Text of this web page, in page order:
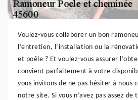
Voulez-vous collaborer un bon
l’entretien, l’installation ou la
et poêle ? Et voulez-vous assurer
convient parfaitement à votre
vous invitons de ne pas hésiter à nous
notre site. Si vous n’avez pas assez de